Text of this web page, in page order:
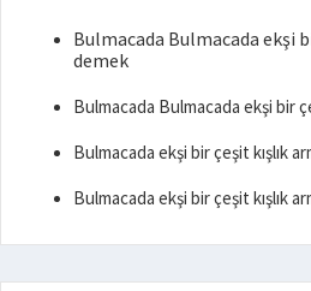
Bulmacada Bulmacada ekşi
demek
Bulmacada Bulmacada ekşi bir
Bulmacada ekşi bir çeşit kışlık
Bulmacada ekşi bir çeşit kışlık